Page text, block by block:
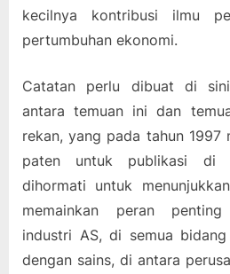
kecilnya kontribusi ilmu
pertumbuhan ekonomi.
Catatan perlu dibuat di
antara temuan ini dan
rekan, yang pada tahun 1997
paten untuk publikasi di
dihormati untuk
memainkan peran
industri AS, di semua
dengan sains, di antara